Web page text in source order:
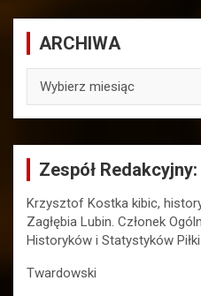
ARCHIWA
Zespół Redakcyjny:
Krzysztof Kostka kibic,
Zagłębia Lubin. Członek
Historyków i Statystyków
Twardowski